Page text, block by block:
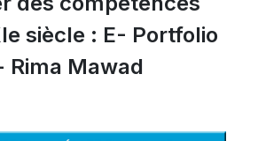
siècle : E- Portfolio
Rima Mawad